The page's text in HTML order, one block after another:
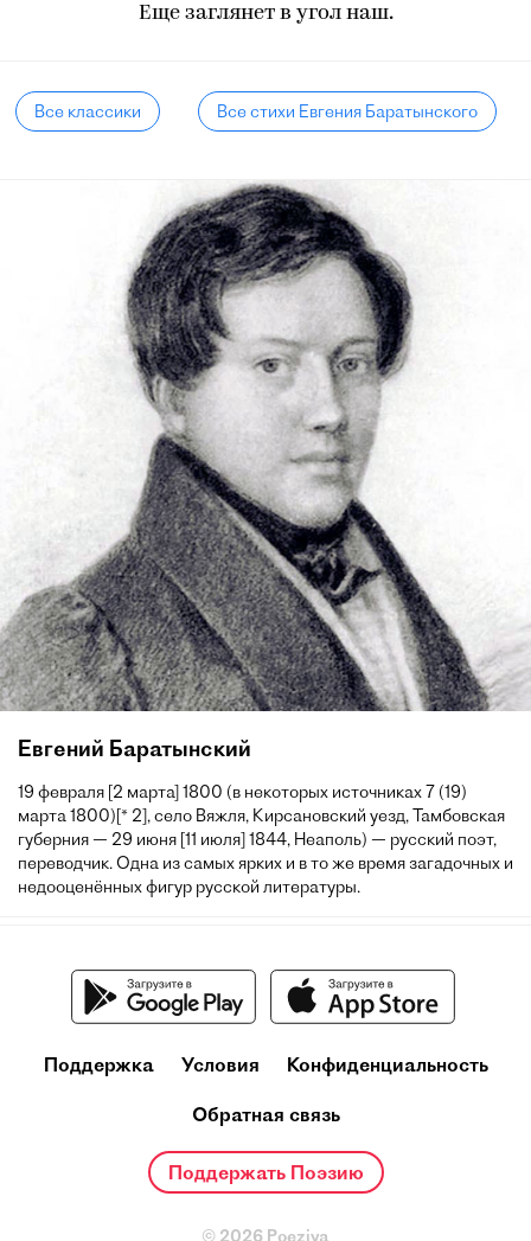
Еще заглянет в угол наш.
Все классики Все стихи Евгения Баратынского
Евгений Баратынский
19 февраля [2 марта] 1800 (в некоторых источниках 7 (19)
марта 1800)[* 2], село Вяжля, Кирсановский уезд, Тамбовская
губерния — 29 июня [11 июля] 1844, Неаполь) — русский поэт,
переводчик. Одна из самых ярких и в то же время загадочных и
недооценённых фигур русской литературы.
Поддержка Условия Конфиденциальность
Обратная связь
Поддержать Поэзию
© 2026 Poeziya